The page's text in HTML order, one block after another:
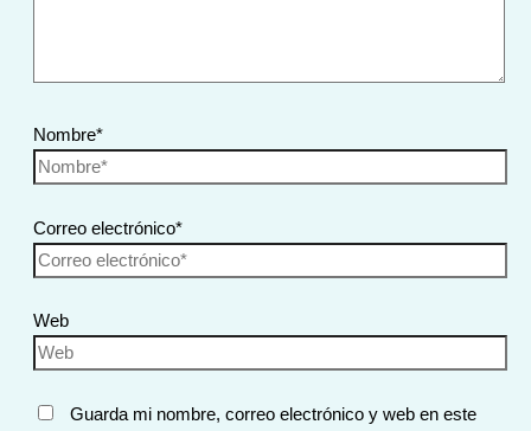
Nombre*
Correo electrónico*
Web
Guarda mi nombre, correo electrónico y web en este